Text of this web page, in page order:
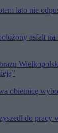
lato nie
asfalt
obietnicę
do pracy